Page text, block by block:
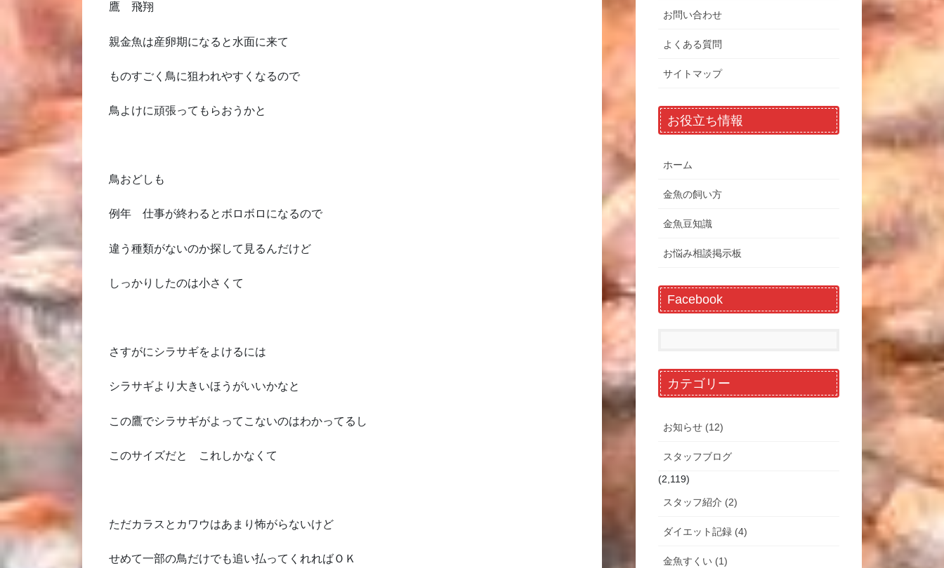
鷹 飛翔
親金魚は産卵期になると水面に来て
ものすごく鳥に狙われやすくなるので
鳥よけに頑張ってもらおうかと
鳥おどしも
例年 仕事が終わるとボロボロになるので
違う種類がないのか探して見るんだけど
しっかりしたのは小さくて
さすがにシラサギをよけるには
シラサギより大きいほうがいいかなと
この鷹でシラサギがよってこないのはわかってるし
このサイズだと これしかなくて
ただカラスとカワウはあまり怖がらないけど
せめて一部の鳥だけでも追い払ってくれればＯＫ
お問い合わせ
よくある質問
サイトマップ
お役立ち情報
ホーム
金魚の飼い方
金魚豆知識
お悩み相談掲示板
Facebook
カテゴリー
お知らせ (12)
スタッフブログ
(2,119)
スタッフ紹介 (2)
ダイエット記録 (4)
金魚すくい (1)